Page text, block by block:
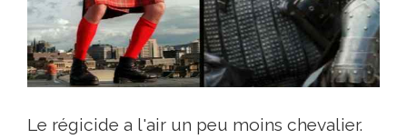
Le régicide a l'air un peu moins chevalier.